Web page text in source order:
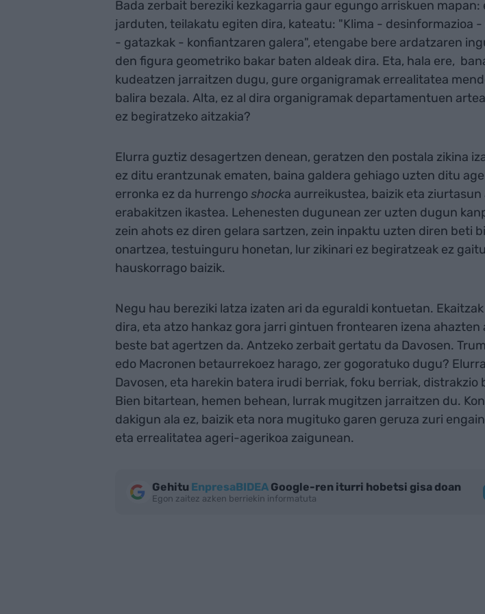
Bada zerbait bereziki kezkagarria gaur egungo arriskuen mapan:
jarduten, teilakatu egiten dira, kateatu: "Klima - desinformazioa
- gatazkak - konfiantzaren galera", etengabe bere ardatzaren
den figura geometriko bakar baten aldeak dira. Eta, hala ere,
kudeatzen jarraitzen dugu, gure organigramak errealitatea
balira bezala. Alta, ez al dira organigramak departamentuen
ez begiratzeko aitzakia?
Elurra guztiz desagertzen denean, geratzen den postala zikina
ez ditu erantzunak ematen, baina galdera gehiago uzten ditu
erronka ez da hurrengoshocka aurreikustea, baizik eta
erabakitzen ikastea. Lehenesten dugunean zer uzten dugun
zein ahots ez diren gelara sartzen, zein inpaktu uzten diren beti
onartzea, testuinguru honetan, lur zikinari ez begiratzeak ez
hauskorrago baizik.
Negu hau bereziki latza izaten ari da eguraldi kontuetan.
dira, eta atzo hankaz gora jarri gintuen frontearen izena ahazten
beste bat agertzen da. Antzeko zerbait gertatu da Davosen.
edo Macronen betaurrekoez harago, zer gogoratuko dugu?
Davosen, eta harekin batera irudi berriak, foku berriak, distrakzio
Bien bitartean, hemen behean, lurrak mugitzen jarraitzen du.
dakigun ala ez, baizik eta nora mugituko garen geruza zuri
eta errealitatea ageri-agerikoa zaigunean.
Gehitu EnpresaBIDEAGoogle-ren iturri hobetsi gisa doan
Egon zaitez azken berriekin informatuta